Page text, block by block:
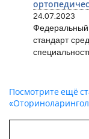
24.07.2023
Федеральный
стандарт
Посмотрите ещё